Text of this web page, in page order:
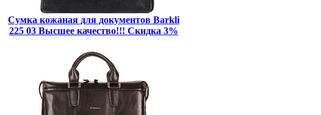
Сумка кожаная для документов Barkli
225 03 Высшее качество!!! Скидка 3%